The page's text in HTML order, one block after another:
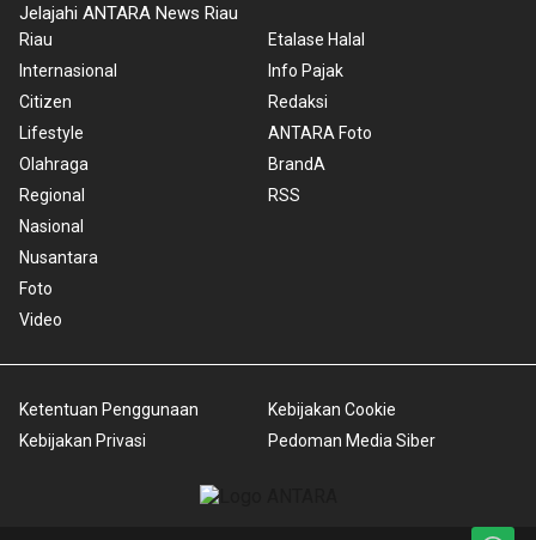
Jelajahi ANTARA News Riau
Riau
Internasional
Citizen
Lifestyle
Olahraga
Regional
Nasional
Nusantara
Foto
Video
Etalase Halal
Info Pajak
Redaksi
ANTARA Foto
BrandA
RSS
Ketentuan Penggunaan
Kebijakan Privasi
Kebijakan Cookie
Pedoman Media Siber